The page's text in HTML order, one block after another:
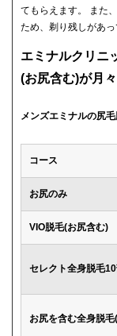
てもらえます。 また
ため、剃り残しがあっ
エミナルクリニ
(お尻含む)が月
メンズエミナルの尻
コース
お尻のみ
VIO脱毛(お尻含む)
セレクト全身脱毛
お尻を含む全身脱